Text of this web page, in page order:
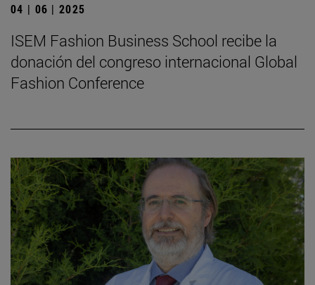
04 | 06 | 2025
ISEM Fashion Business School recibe la
donación del congreso internacional Global
Fashion Conference